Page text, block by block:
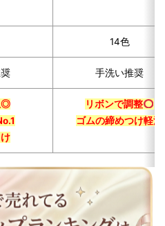
14色
手洗い推奨
◎
リボンで調整
ゴムの締めつけ軽減